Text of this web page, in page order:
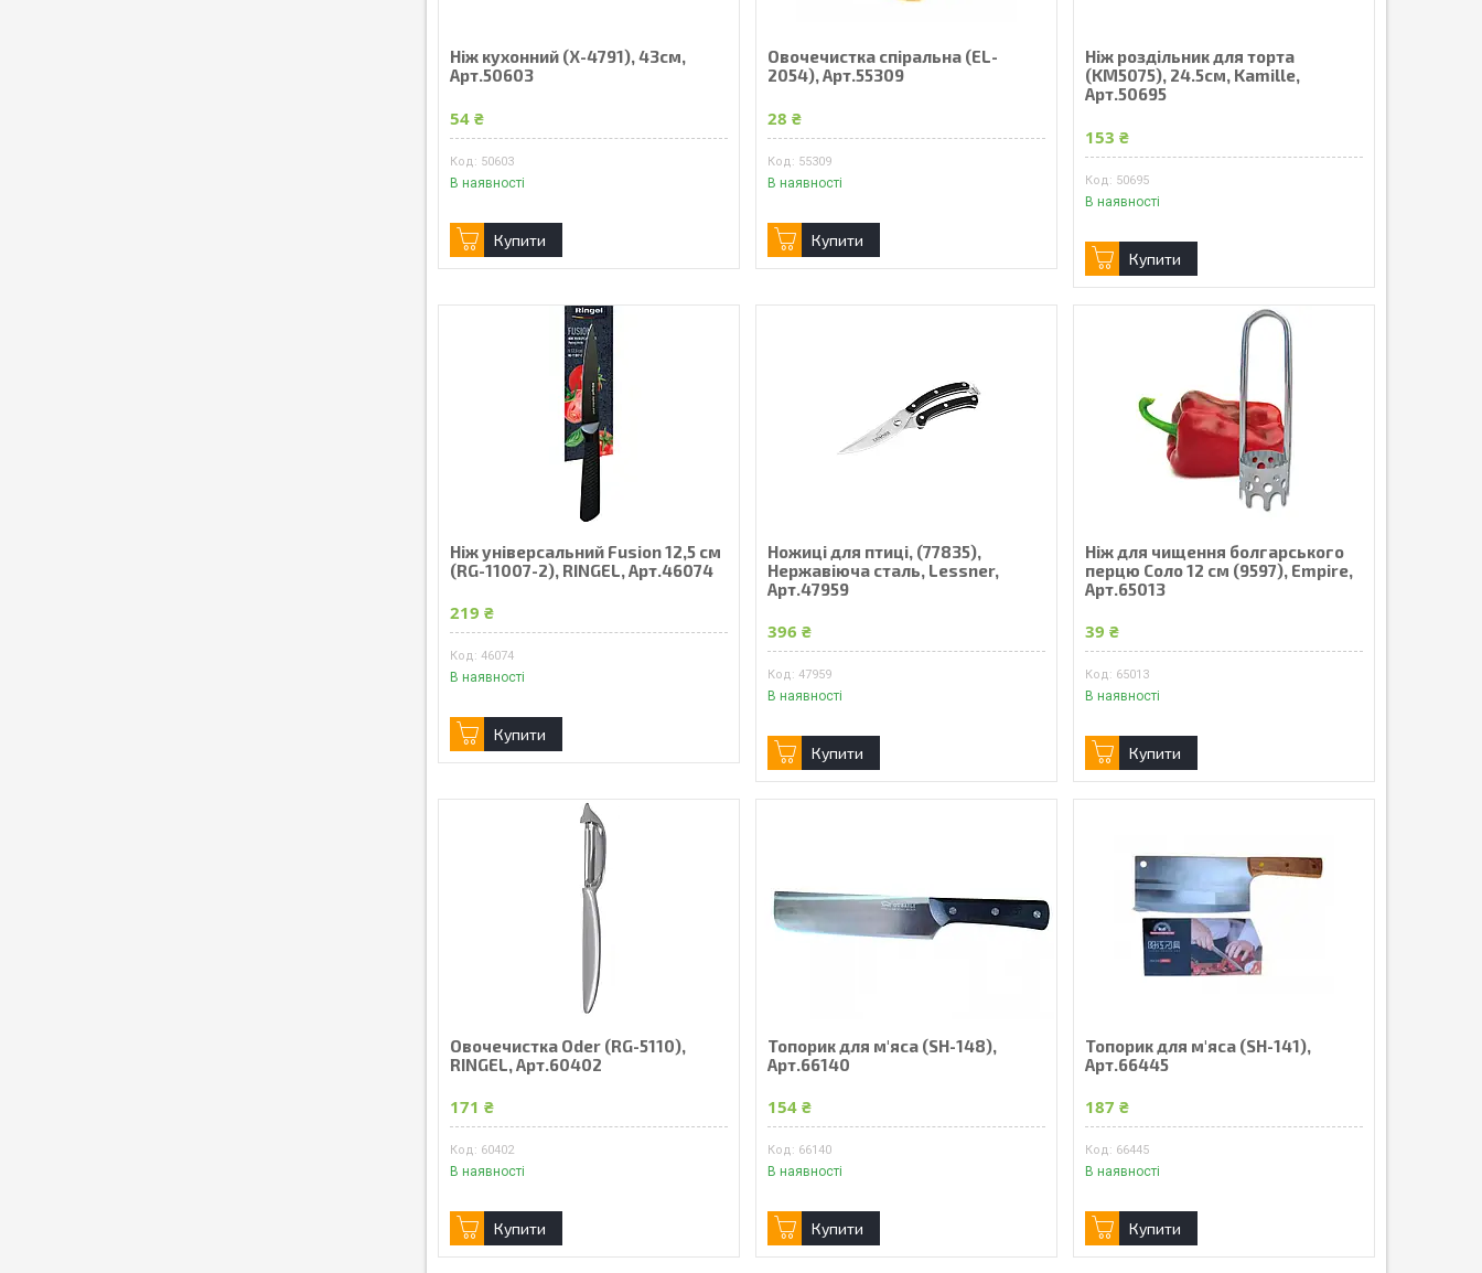
Ніж кухонний (X-4791), 43см,
Арт.50603
54 ₴
50603
В наявності
Купити
Овочечистка спіральна (EL-
2054), Арт.55309
28 ₴
55309
В наявності
Купити
Ніж роздільник для торта
(KM5075), 24.5см, Kamille,
Арт.50695
153 ₴
50695
В наявності
Купити
Ніж універсальний Fusion 12,5 см
(RG-11007-2), RINGEL, Арт.46074
219 ₴
46074
В наявності
Купити
Ножиці для птиці, (77835),
Нержавіюча сталь, Lessner,
Арт.47959
396 ₴
47959
В наявності
Купити
Ніж для чищення болгарського
перцю Соло 12 см (9597), Empire,
Арт.65013
39 ₴
65013
В наявності
Купити
Овочечистка Oder (RG-5110),
RINGEL, Арт.60402
171 ₴
60402
В наявності
Купити
Топорик для м'яса (SH-148),
Арт.66140
154 ₴
66140
В наявності
Купити
Топорик для м'яса (SH-141),
Арт.66445
187 ₴
66445
В наявності
Купити